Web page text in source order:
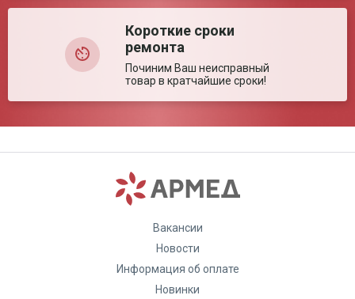
Оставить отзыв
Короткие сроки
ремонта
Починим Ваш неисправный
товар в кратчайшие сроки!
Вакансии
Новости
Информация об оплате
Новинки